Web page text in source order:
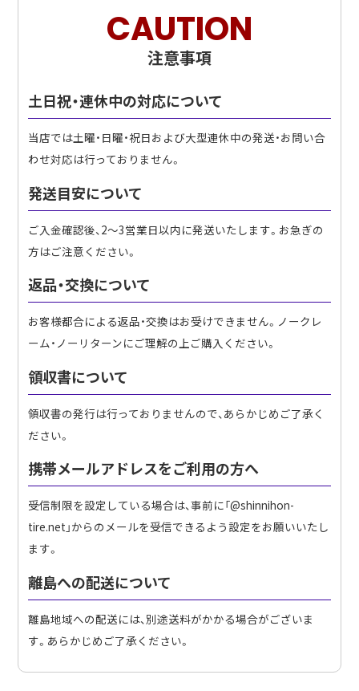
CAUTION
注意事項
土日祝・連休中の対応について
当店では土曜・日曜・祝日および大型連休中の発送・お問い合
わせ対応は行っておりません。
発送目安について
ご入金確認後、2〜3営業日以内に発送いたします。お急ぎの
方はご注意ください。
返品・交換について
お客様都合による返品・交換はお受けできません。ノークレ
ーム・ノーリターンにご理解の上ご購入ください。
領収書について
領収書の発行は行っておりませんので、あらかじめご了承く
ださい。
携帯メールアドレスをご利用の方へ
受信制限を設定している場合は、事前に「@shinnihon-
tire.net」からのメールを受信できるよう設定をお願いいたし
ます。
離島への配送について
離島地域への配送には、別途送料がかかる場合がございま
す。あらかじめご了承ください。